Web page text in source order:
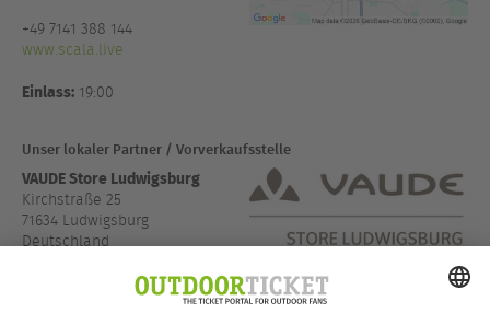
+49 7141 388 144
www.scala.live
Einlass: 19:00
Unser lokaler Partner / Vorverkaufsstelle
VAUDE Store Ludwigsburg
Kirchstraße 25
71634 Ludwigsburg
Deutschland
www.vaude.com/de-DE/Wo...